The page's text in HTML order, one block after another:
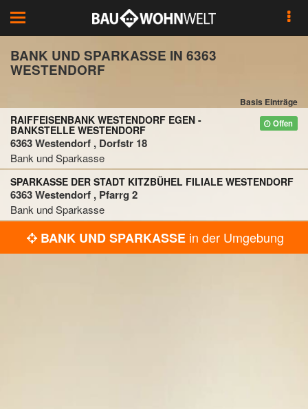
Toggle
navigation
BANK UND SPARKASSE IN 6363
WESTENDORF
Basis Einträge
Offen
RAIFFEISENBANK WESTENDORF EGEN -
BANKSTELLE WESTENDORF
6363 Westendorf , Dorfstr 18
Bank und Sparkasse
SPARKASSE DER STADT KITZBÜHEL FILIALE WESTENDORF
6363 Westendorf , Pfarrg 2
Bank und Sparkasse
BANK UND SPARKASSE in der Umgebung